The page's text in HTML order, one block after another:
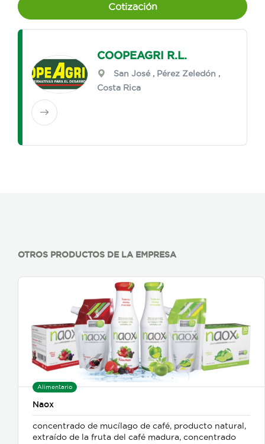
Cotización
COOPEAGRI R.L.
San José , Pérez Zeledón ,
Costa Rica
OTROS PRODUCTOS DE LA EMPRESA
Alimentario
Naox
concentrado de mucílago de café, producto natural,
extraído de la fruta del café madura, concentrado